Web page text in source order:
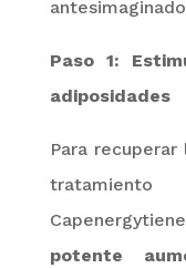
antes
Paso 1:
adiposidades
Para
Capenergy
potente